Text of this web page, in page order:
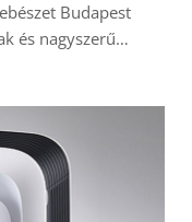
Budapest
és nagyszerű…